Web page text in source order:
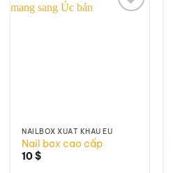
NAILBOX XUẤT KHẨU EU
Nail box cao cấp
10$